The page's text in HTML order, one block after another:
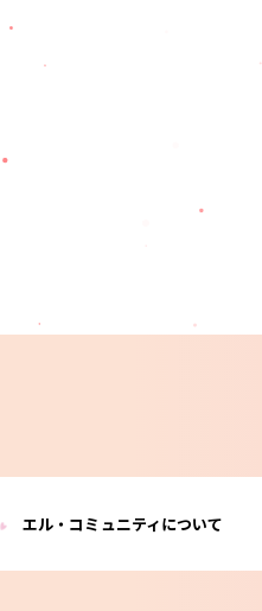
エル・コミュニティについて